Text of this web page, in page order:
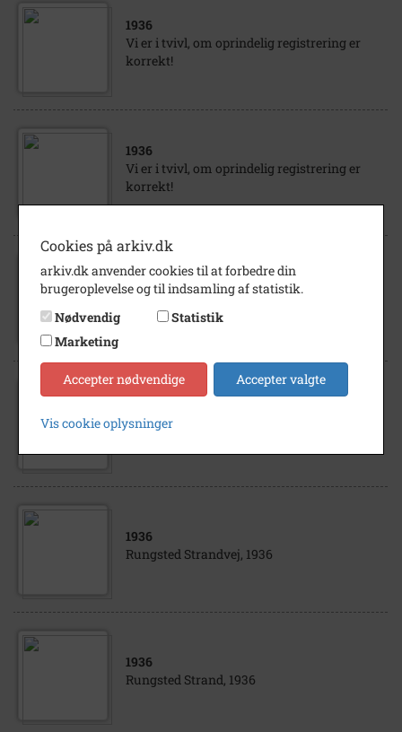
1936
Vi er i tvivl, om oprindelig registrering er
korrekt!
1936
Vi er i tvivl, om oprindelig registrering er
korrekt!
1936
Dronningedammen, tv. gasværket, mf. (det
høje hus) Ørbæksvej og Selmersvej, 1936
1936
Ved bredden af Dronningedammen, th.
1936
Rungsted Strandvej, 1936
1936
Rungsted Strand, 1936
Cookies på arkiv.dk
arkiv.dk anvender cookies til at forbedre din
brugeroplevelse og til indsamling af statistik.
Nødvendig
Statistik
Marketing
Accepter nødvendige Accepter valgte
Vis cookie oplysninger